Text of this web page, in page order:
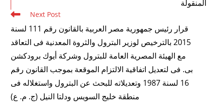
المنقولة
Next Post
قرار رئيس جمهورية مصر العربية بالقانون رقم 111 لسنة
2015 بالترخيص لوزير البترول والثروة المعدنية فى التعاقد
مع الهيئة المصرية العامة للبترول وشركة أيوك برودكشن
بى. فى لتعديل اتفاقية الالتزام الموقعة بموجب القانون رقم
16 لسنة 1987 وتعديلاته للبحث عن البترول واستغلاله فى
منطقة خليج السويس ودلتا النيل (ج. م. ع)